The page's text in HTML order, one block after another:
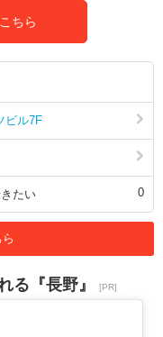
ちら
ビル7F
たい 0
る『長野』 [PR]